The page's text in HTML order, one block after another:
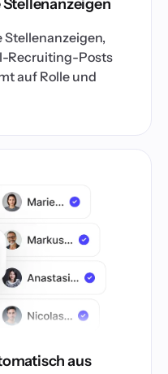
Recruiting-Posts
auf Rolle und
aus